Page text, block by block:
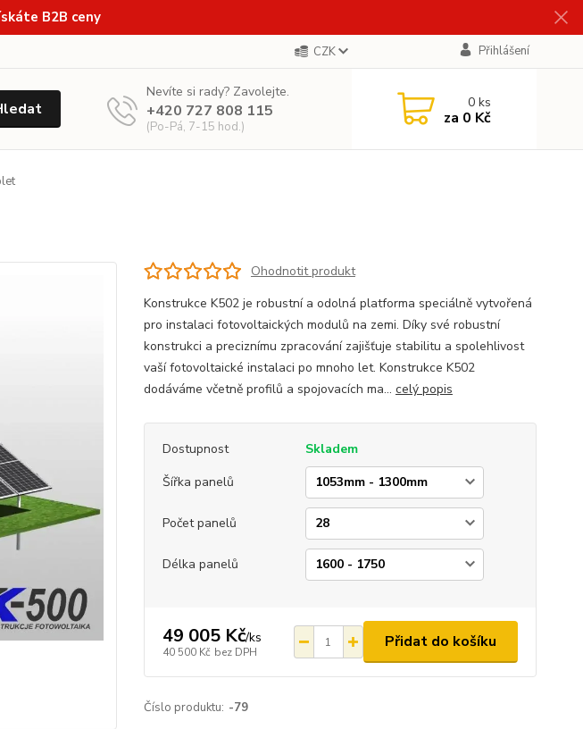
B2B ceny
CZK Přihlášení
Nevíte si rady? Zavolejte.
+420 727 808 115
(Po-Pá, 7-15 hod.)
0ks
za 0 Kč
Ohodnotit produkt
Konstrukce K502 je robustní a odolná platforma speciálně vytvořená
pro instalaci fotovoltaických modulů na zemi. Díky své robustní
konstrukci a preciznímu zpracování zajišťuje stabilitu a spolehlivost
vaší fotovoltaické instalaci po mnoho let. Konstrukce K502
dodáváme včetně profilů a spojovacích ma... celý popis
Dostupnost
Skladem
Šířka panelů
Počet panelů
Délka panelů
49 005 Kč/ks
40 500 Kč bez DPH
Přidat do košíku
Číslo produktu: -79